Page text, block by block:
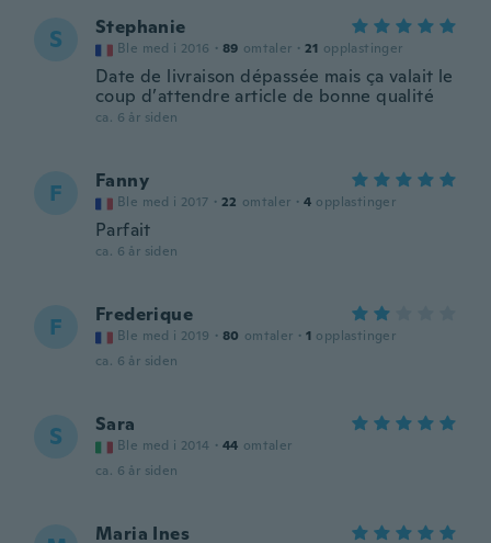
S Stephanie
Ble med i 2016 · 89 omtaler · 21 opplastinger
Date de livraison dépassée mais ça valait le
coup d’attendre article de bonne qualité
ca. 6 år siden
F Fanny
Ble med i 2017 · 22 omtaler · 4 opplastinger
Parfait
ca. 6 år siden
F Frederique
Ble med i 2019 · 80 omtaler · 1 opplastinger
ca. 6 år siden
S Sara
Ble med i 2014 · 44 omtaler
ca. 6 år siden
Maria Ines